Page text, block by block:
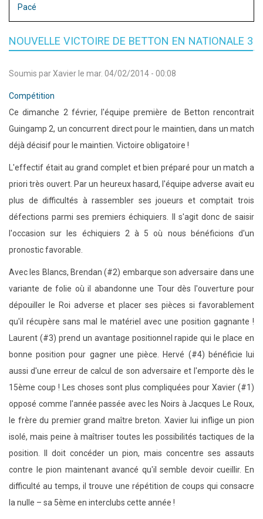
Pacé
NOUVELLE VICTOIRE DE BETTON EN NATIONALE 3
Soumis parXavier le mar. 04/02/2014 - 00:08
Compétition
Ce dimanche 2 février, l'équipe première de Betton rencontrait
Guingamp 2, un concurrent direct pour le maintien, dans un match
déjà décisif pour le maintien. Victoire obligatoire !
L'effectif était au grand complet et bien préparé pour un match a
priori très ouvert. Par un heureux hasard, l'équipe adverse avait eu
plus de difficultés à rassembler ses joueurs et comptait trois
défections parmi ses premiers échiquiers. Il s'agit donc de saisir
l'occasion sur les échiquiers 2 à 5 où nous bénéficions d'un
pronostic favorable.
Avec les Blancs, Brendan (#2) embarque son adversaire dans une
variante de folie où il abandonne une Tour dès l'ouverture pour
dépouiller le Roi adverse et placer ses pièces si favorablement
qu'il récupère sans mal le matériel avec une position gagnante !
Laurent (#3) prend un avantage positionnel rapide qui le place en
bonne position pour gagner une pièce. Hervé (#4) bénéficie lui
aussi d'une erreur de calcul de son adversaire et l'emporte dès le
15ème coup ! Les choses sont plus compliquées pour Xavier (#1)
opposé comme l'année passée avec les Noirs à Jacques Le Roux,
le frère du premier grand maître breton. Xavier lui inflige un pion
isolé, mais peine à maîtriser toutes les possibilités tactiques de la
position. Il doit concéder un pion, mais concentre ses assauts
contre le pion maintenant avancé qu'il semble devoir cueillir. En
difficulté au temps, il trouve une répétition de coups qui consacre
la nulle – sa 5ème en interclubs cette année !